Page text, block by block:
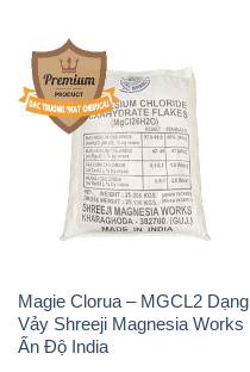
Magie Clorua – MGCL2 Dạng
Vảy Shreeji Magnesia Works
Ấn Độ India